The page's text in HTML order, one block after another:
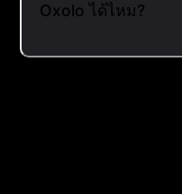
Oxolo ได้ไหม?